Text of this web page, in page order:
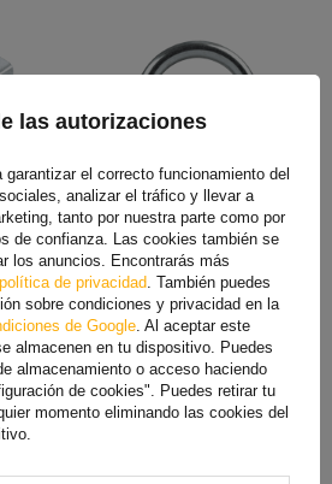
Abrazadera redonda M8 con
tuercas y arandelas 35/68
1,29 €
las autorizaciones
el correcto funcionamiento del
analizar el tráfico y llevar a
tanto por nuestra parte como por
de confianza. Las cookies también se
los anuncios. Encontrarás más
política de privacidad . También puedes
sobre condiciones y privacidad en la
de Google . Al aceptar este
almacenen en tu dispositivo. Puedes
almacenamiento o acceso haciendo
de cookies". Puedes retirar tu
momento eliminando las cookies del